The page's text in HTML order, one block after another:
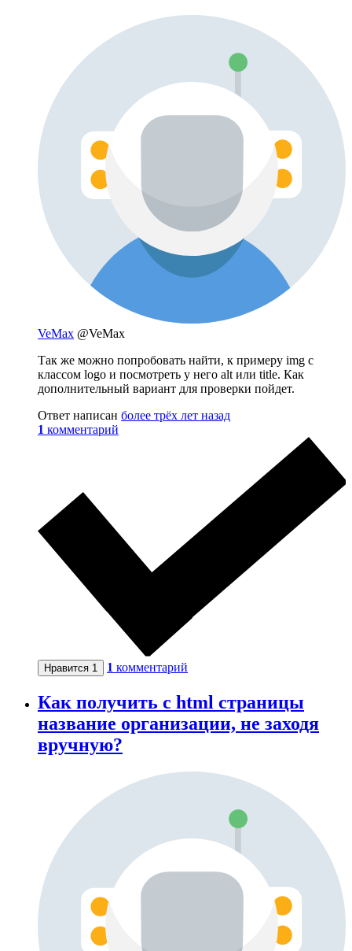
VeMax @VeMax
Так же можно попробовать найти, к примеру img с
классом logo и посмотреть у него alt или title. Как
дополнительный вариант для проверки пойдет.
Ответ написан более трёх лет назад
1 комментарий
Нравится 1 1 комментарий
Как получить с html страницы
название организации, не заходя
вручную?